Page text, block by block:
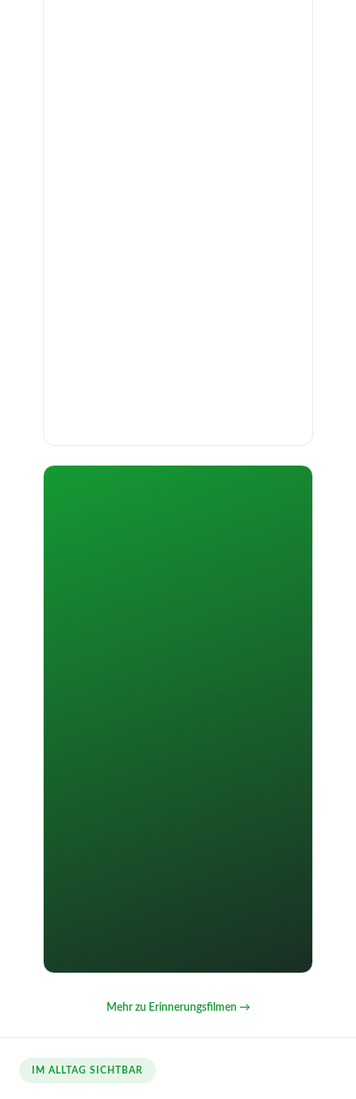
Mehr zu Erinnerungsfilmen →
IM ALLTAG SICHTBAR